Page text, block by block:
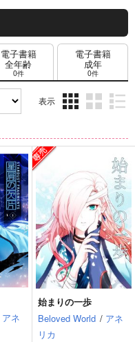
電子書籍
全年齢
0件
電子書籍
成年
0件
表示
ム
表
ム
表
ム
表
示
アネ
始まりの一歩
Beloved World / アネ
リカ